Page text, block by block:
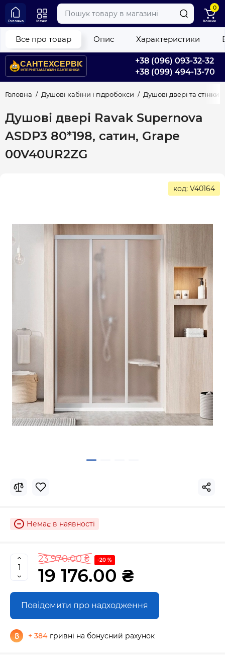
+38 (096) 093-32-32
+38 (099) 494-13-70
Головна Меню
0
Кошик
Головна Душові кабіни і гідробокси Душові двері та стінки
Душові двері Ravak Supernova
ASDP3 80*198, сатин, Grape
00V40UR2ZG
Все про товар Опис Характеристики
код: V40164
Немає в наявності
23 970.00 ₴ -20 %
19 176.00 ₴
Повідомити про надходження
+ 384 гривні на бонусний рахунок